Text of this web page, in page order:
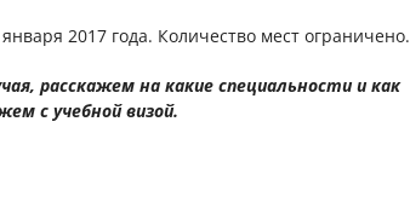
2017 года. Количество мест ограничено.
расскажем на какие специальности и как
с учебной визой.